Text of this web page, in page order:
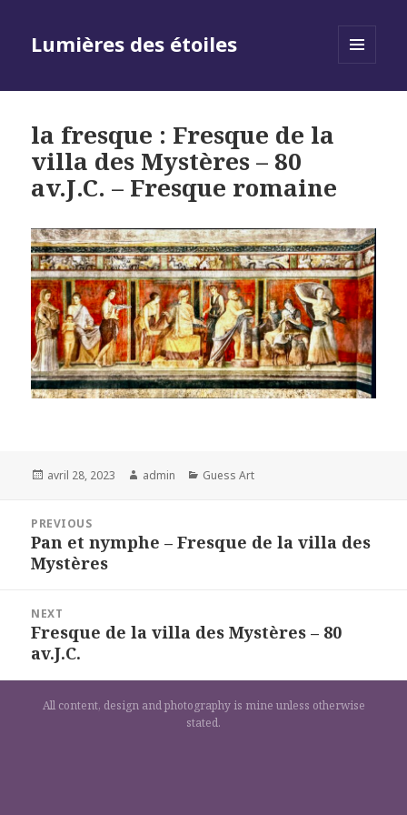
Lumières des étoiles
la fresque : Fresque de la
villa des Mystères – 80
av.J.C. – Fresque romaine
Posted
avril 28, 2023 Author
admin Categories
Guess Art
l’article
PREVIOUS
Previous
post:
Pan et nymphe – Fresque de la villa des
Mystères
NEXT
Next
post:
Fresque de la villa des Mystères – 80
av.J.C.
All content, design and photography is mine unless otherwise
stated.